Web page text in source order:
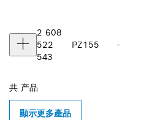
2 608
522
543
PZ1 55 -
共 产品
顯示更多產品